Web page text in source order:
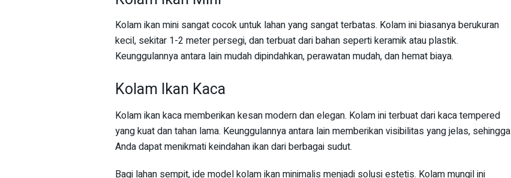
Kolam ikan mini sangat cocok untuk lahan yang sangat terbatas. Kolam ini biasanya berukuran
kecil, sekitar 1-2 meter persegi, dan terbuat dari bahan seperti keramik atau plastik.
Keunggulannya antara lain mudah dipindahkan, perawatan mudah, dan hemat biaya.
Kolam Ikan Kaca
Kolam ikan kaca memberikan kesan modern dan elegan. Kolam ini terbuat dari kaca tempered
yang kuat dan tahan lama. Keunggulannya antara lain memberikan visibilitas yang jelas, sehingga
Anda dapat menikmati keindahan ikan dari berbagai sudut.
Bagi lahan sempit, ide model kolam ikan minimalis menjadi solusi estetis. Kolam mungil ini